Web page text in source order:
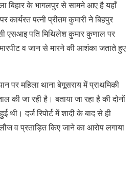
बिहार के भागलपुर से सामने आए है यहाँ
कार्यरत पत्नी प्रीतम कुमारी ने बिहपुर
एसआइ पति मिथिलेश कुमार कुणाल पर
व जान से मारने की आशंका जताते हुए
पर महिला थाना बेगूसराय में प्राथमिकी
की जा रही है। बताया जा रहा है की दोनों
थी। दर्ज रिपोर्ट में शादी के बाद से ही
व प्रताड़ित किए जाने का आरोप लगाया